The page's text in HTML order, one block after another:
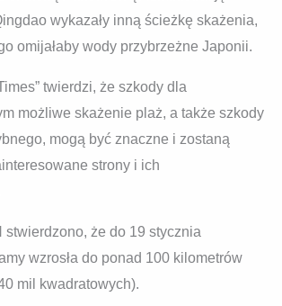
wykazały inną ścieżkę skażenia,
omijałaby wody przybrzeżne Japonii.
twierdzi, że szkody dla
możliwe skażenie plaż, a także szkody
mogą być znaczne i zostaną
strony i ich
stwierdzono, że do 19 stycznia
wzrosła do ponad 100 kilometrów
mil kwadratowych).